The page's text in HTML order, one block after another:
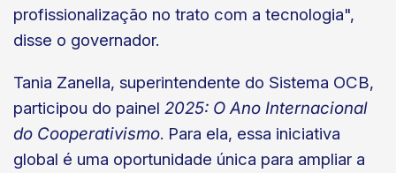
profissionalização no trato com a tecnologia",
disse o governador.
Tania Zanella, superintendente do Sistema OCB,
participou do painel 2025: O Ano Internacional
do Cooperativismo. Para ela, essa iniciativa
global é uma oportunidade única para ampliar a